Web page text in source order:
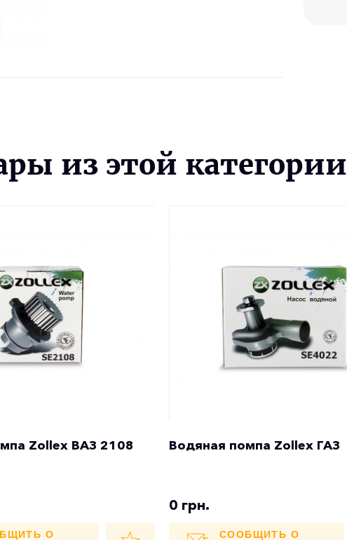
из этой категории
Zollex ВАЗ 2108
О
Водяная помпа Zollex ГАЗ
0 грн.
СООБЩИТЬ О